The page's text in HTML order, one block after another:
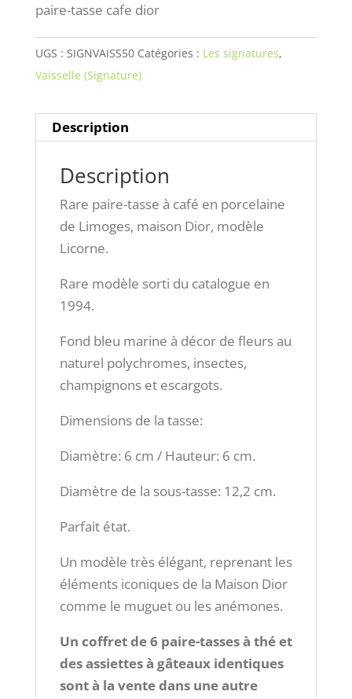
paire-tasse cafe dior
UGS : SIGNVAISS50 Catégories : Les signatures,
Vaisselle (Signature)
Description
Description
Rare paire-tasse à café en porcelaine
de Limoges, maison Dior, modèle
Licorne.
Rare modèle sorti du catalogue en
1994.
Fond bleu marine à décor de fleurs au
naturel polychromes, insectes,
champignons et escargots.
Dimensions de la tasse:
Diamètre: 6 cm / Hauteur: 6 cm.
Diamètre de la sous-tasse: 12,2 cm.
Parfait état.
Un modèle très élégant, reprenant les
éléments iconiques de la Maison Dior
comme le muguet ou les anémones.
Un coffret de 6 paire-tasses à thé et
des assiettes à gâteaux identiques
sont à la vente dans une autre